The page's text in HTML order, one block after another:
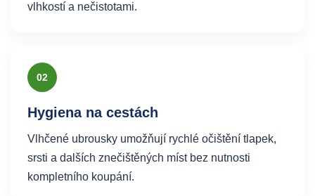
vlhkostí a nečistotami.
02
Hygiena na cestách
Vlhčené ubrousky umožňují rychlé očištění tlapek,
srsti a dalších znečištěných míst bez nutnosti
kompletního koupání.